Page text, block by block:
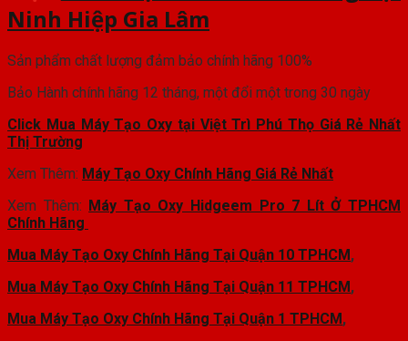
Ninh Hiệp Gia Lâm
Sản phẩm chất lượng đảm bảo chính hãng 100%
Bảo Hành chính hãng 12 tháng, một đổi một trong 30 ngày
Click Mua Máy Tạo Oxy tại Việt Trì Phú Thọ Giá Rẻ Nhất
Thị Trường
Xem Thêm: Máy Tạo Oxy Chính Hãng Giá Rẻ Nhất
Xem Thêm: Máy Tạo Oxy Hidgeem Pro 7 Lít Ở TPHCM
Chính Hãng
Mua Máy Tạo Oxy Chính Hãng Tại Quận 10 TPHCM,
Mua Máy Tạo Oxy Chính Hãng Tại Quận 11 TPHCM,
Mua Máy Tạo Oxy Chính Hãng Tại Quận 1 TPHCM,